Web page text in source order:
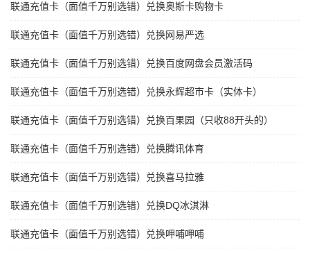
联通充值卡（面值千万别选错）兑换奥斯卡购物卡
联通充值卡（面值千万别选错）兑换网易严选
联通充值卡（面值千万别选错）兑换百度网盘会员激活码
联通充值卡（面值千万别选错）兑换永辉超市卡（实体卡）
联通充值卡（面值千万别选错）兑换百果园（只收88开头的）
联通充值卡（面值千万别选错）兑换腾讯体育
联通充值卡（面值千万别选错）兑换喜马拉雅
联通充值卡（面值千万别选错）兑换DQ冰淇淋
联通充值卡（面值千万别选错）兑换呷哺呷哺